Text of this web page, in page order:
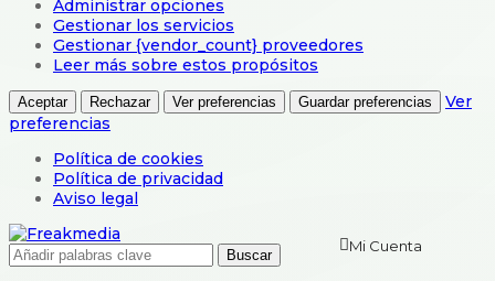
Administrar opciones
Gestionar los servicios
Gestionar {vendor_count} proveedores
Leer más sobre estos propósitos
Aceptar Rechazar Ver preferencias Guardar preferencias
Ver
preferencias
Política de cookies
Política de privacidad
Aviso legal
Buscar
Mi Cuenta